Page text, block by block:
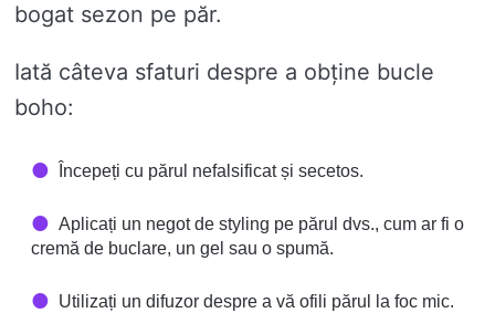
bogat sezon pe păr.
Iată câteva sfaturi despre a obține bucle
boho:
Începeți cu părul nefalsificat și secetos.
Aplicați un negot de styling pe părul dvs., cum ar fi o
cremă de buclare, un gel sau o spumă.
Utilizați un difuzor despre a vă ofili părul la foc mic.